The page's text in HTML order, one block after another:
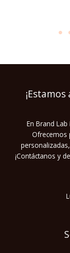
En Brand
Ofrecemos
¡Contáctanos y